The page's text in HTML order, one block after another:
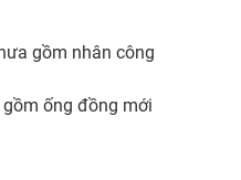
gồm nhân công
gồm ống đồng mới